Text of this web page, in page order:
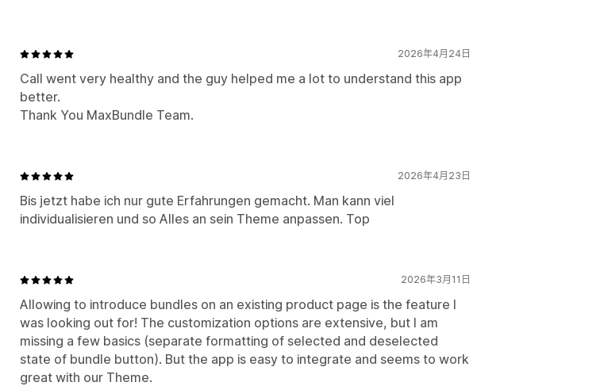
2026年4月24日
Call went very healthy and the guy helped me a lot to understand this app
better.
Thank You MaxBundle Team.
2026年4月23日
Bis jetzt habe ich nur gute Erfahrungen gemacht. Man kann viel
individualisieren und so Alles an sein Theme anpassen. Top
2026年3月11日
Allowing to introduce bundles on an existing product page is the feature I
was looking out for! The customization options are extensive, but I am
missing a few basics (separate formatting of selected and deselected
state of bundle button). But the app is easy to integrate and seems to work
great with our Theme.